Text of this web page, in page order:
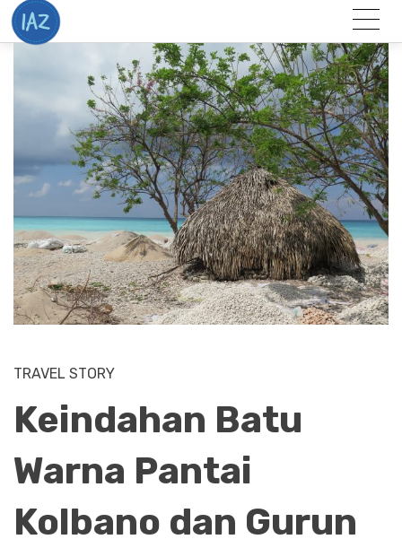
Menu
TRAVEL STORY
Keindahan Batu
Warna Pantai
Kolbano dan Gurun